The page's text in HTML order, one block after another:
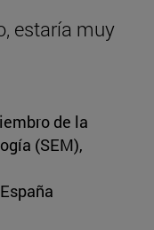
estaría muy
de la
(SEM),